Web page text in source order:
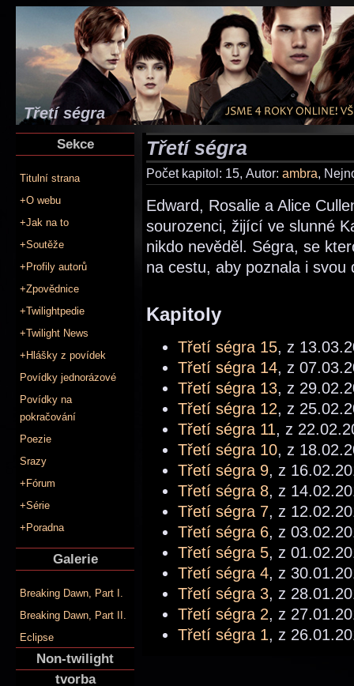
Třetí ségra
Sekce
Titulní strana
+O webu
+Jak na to
+Soutěže
+Profily autorů
+Zpovědnice
+Twilightpedie
+Twilight News
+Hlášky z povídek
Povídky jednorázové
Povídky na
pokračování
Poezie
Srazy
+Fórum
+Série
+Poradna
Galerie
Breaking Dawn, Part I.
Breaking Dawn, Part II.
Eclipse
Non-twilight
tvorba
Třetí ségra
Počet kapitol: 15, Autor: ambra,
Edward, Rosalie a Alice
sourozenci, žijící ve slunné
nikdo nevěděl. Ségra, se
na cestu, aby poznala i svou
Kapitoly
Třetí ségra 15, z
Třetí ségra 14, z
Třetí ségra 13, z
Třetí ségra 12, z
Třetí ségra 11, z
Třetí ségra 10, z
Třetí ségra 9, z
Třetí ségra 8, z
Třetí ségra 7, z
Třetí ségra 6, z
Třetí ségra 5, z
Třetí ségra 4, z
Třetí ségra 3, z
Třetí ségra 2, z
Třetí ségra 1, z